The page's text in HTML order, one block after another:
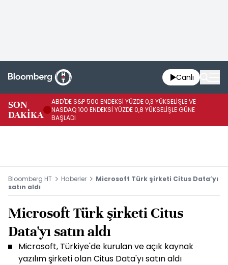
Canlı
SON
DAKİKA
ABD'DE S&P 500 ENDEKSİ YÜZDE 0,3 YÜKSELİŞLE VE
NASDAQ 100 ENDEKSİ YÜZDE 0,8 YÜKSELİŞLE GÜNE
BAŞLADI
Bloomberg HT Haberler
Microsoft Türk şirketi Citus Data’yı
satın aldı
Microsoft Türk şirketi Citus
Data'yı satın aldı
Microsoft, Türkiye'de kurulan ve açık kaynak
yazılım şirketi olan Citus Data'yı satın aldı